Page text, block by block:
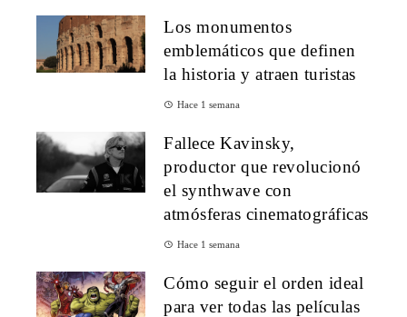
Los monumentos
emblemáticos que definen
la historia y atraen turistas
Hace 1 semana
Fallece Kavinsky,
productor que revolucionó
el synthwave con
atmósferas cinematográficas
Hace 1 semana
Cómo seguir el orden ideal
para ver todas las películas